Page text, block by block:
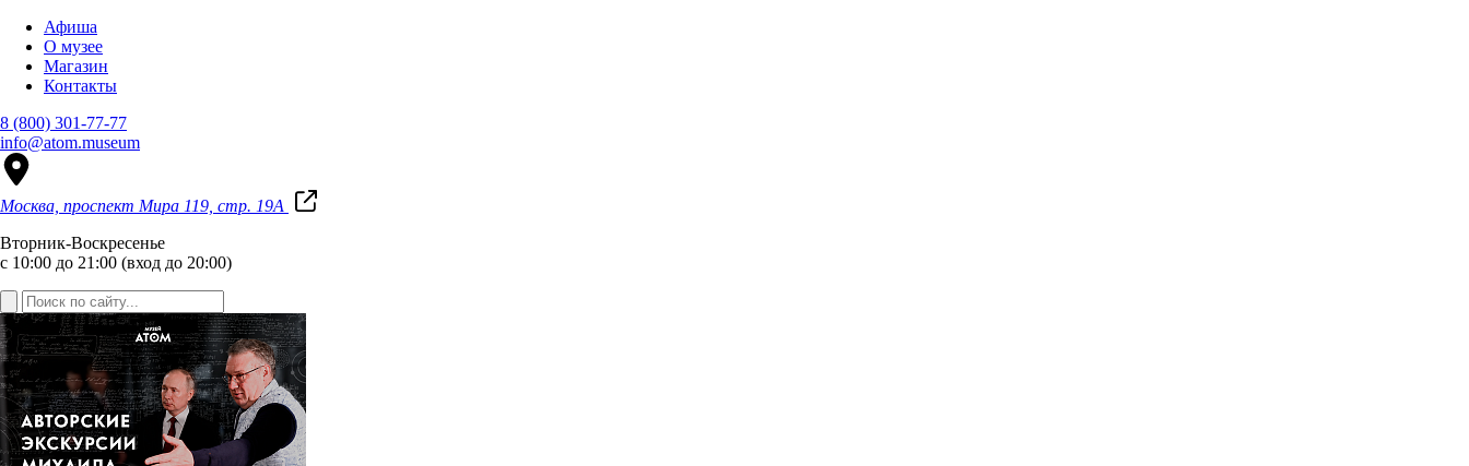
Афиша
О музее
Магазин
Контакты
8 (800) 301-77-77
info@atom.museum
Москва, проспект Мира 119, стр. 19А
Вторник-Воскресенье
с 10:00 до 21:00 (вход до 20:00)